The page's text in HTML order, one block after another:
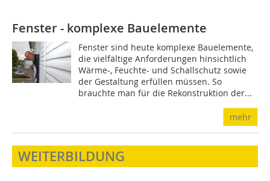
Fenster - komplexe Bauelemente
Fenster sind heute komplexe Bauelemente,
die vielfältige Anforderungen hinsichtlich
Wärme-, Feuchte- und Schallschutz sowie
der Gestaltung erfüllen müssen. So
brauchte man für die Rekonstruktion der...
mehr
WEITERBILDUNG